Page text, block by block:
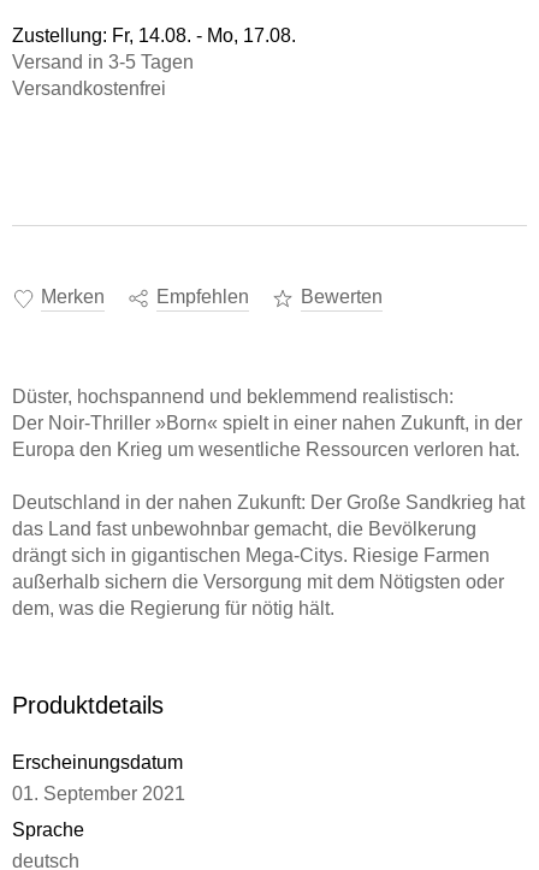
Zustellung: Fr, 14.08. - Mo, 17.08.
Versand in 3-5 Tagen
Versandkostenfrei
Merken Empfehlen Bewerten
Düster, hochspannend und beklemmend realistisch:
Der Noir-Thriller »Born« spielt in einer nahen Zukunft, in der
Europa den Krieg um wesentliche Ressourcen verloren hat.
Deutschland in der nahen Zukunft: Der Große Sandkrieg hat
das Land fast unbewohnbar gemacht, die Bevölkerung
drängt sich in gigantischen Mega-Citys. Riesige Farmen
außerhalb sichern die Versorgung mit dem Nötigsten oder
dem, was die Regierung für nötig hält.
ziemlich alles besser weiß. Ihr Leben gerät gründlich aus
Auf den Farmen, die von sogenannten Brüdern und
Schwestern nach einem alttestamentarischen Kodex geleitet
werden, läuft etwas gründlich schief, und Nalani, die Tag für
Tag mit dem übelsten Abschaum zurechtkommen muss, ist
Produktdetails
Erscheinungsdatum
01. September 2021
Sprache
deutsch